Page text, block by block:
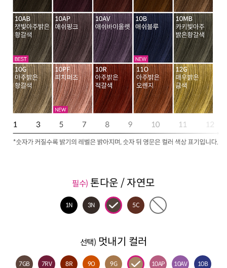
필수) 톤다운 / 자연모
1N 3N 5C
선택) 멋내기 컬러
7GB 7RV 8R 9O 9G 10AP 10AV 10B